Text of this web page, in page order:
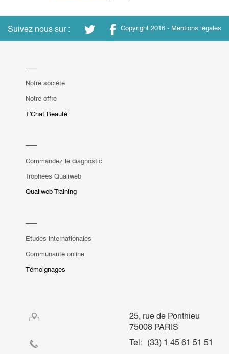
Suivez nous sur : Copyright 2016 - Mentions légales
Notre société
Notre offre
T'Chat Beauté
Commandez le diagnostic
Trophées Qualiweb
Qualiweb Training
Etudes internationales
Communauté online
Témoignages
25, rue de Ponthieu
75008 PARIS
Tel:
(33) 1 45 61 51 51